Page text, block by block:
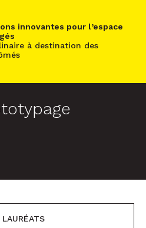
innovantes pour l’espace
à destination des
LAURÉATS